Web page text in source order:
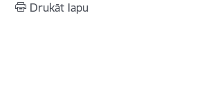
Drukāt lapu